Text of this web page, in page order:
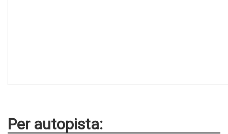
Per autopista: